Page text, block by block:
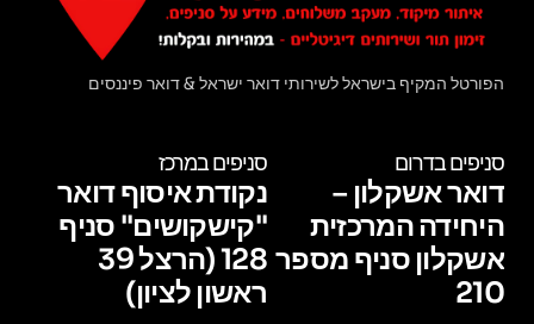
הפורטל המקיף בישראל לשירותי דואר ישראל & דואר פיננסים
סניפים בדרום
דואר אשקלון –
היחידה המרכזית
אשקלון סניף מספר
210
סניפים במרכז
נקודת איסוף דואר
"קישקושים" סניף
128 (הרצל 39
ראשון לציון)